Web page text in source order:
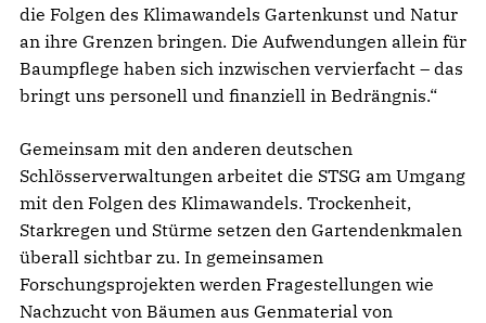
die Folgen des Klimawandels Gartenkunst und Natur
an ihre Grenzen bringen. Die Aufwendungen allein für
Baumpflege haben sich inzwischen vervierfacht – das
bringt uns personell und finanziell in Bedrängnis.“
Gemeinsam mit den anderen deutschen
Schlösserverwaltungen arbeitet die STSG am Umgang
mit den Folgen des Klimawandels. Trockenheit,
Starkregen und Stürme setzen den Gartendenkmalen
überall sichtbar zu. In gemeinsamen
Forschungsprojekten werden Fragestellungen wie
Nachzucht von Bäumen aus Genmaterial von